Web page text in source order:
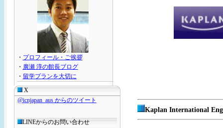
・ プロフィール・ご挨拶
・ 廣瀬 淳の館長ブログ
・ 留学プランを大切に
X
@icnjapan_aus からのツイート
LINEからのお問い合わせ
Kaplan International